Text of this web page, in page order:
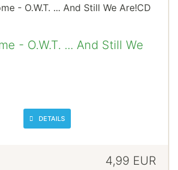
- O.W.T. ... And Still We
DETAILS
4,99 EUR